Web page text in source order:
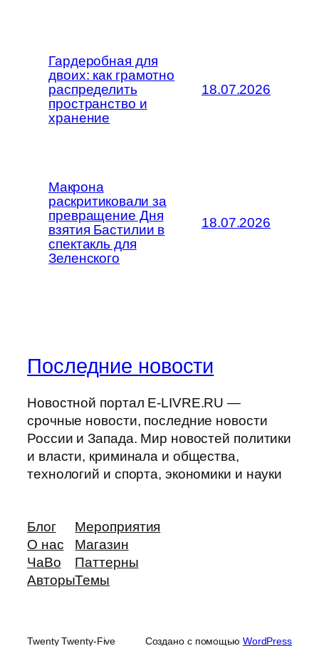
Гардеробная для
двоих: как грамотно
распределить
пространство и
хранение
18.07.2026
Макрона
раскритиковали за
превращение Дня
взятия Бастилии в
спектакль для
Зеленского
18.07.2026
Последние новости
Новостной портал E-LIVRE.RU —
срочные новости, последние новости
России и Запада. Мир новостей политики
и власти, криминала и общества,
технологий и спорта, экономики и науки
Блог
О нас
ЧаВо
Авторы
Мероприятия
Магазин
Паттерны
Темы
Twenty Twenty-Five Создано с помощью WordPress